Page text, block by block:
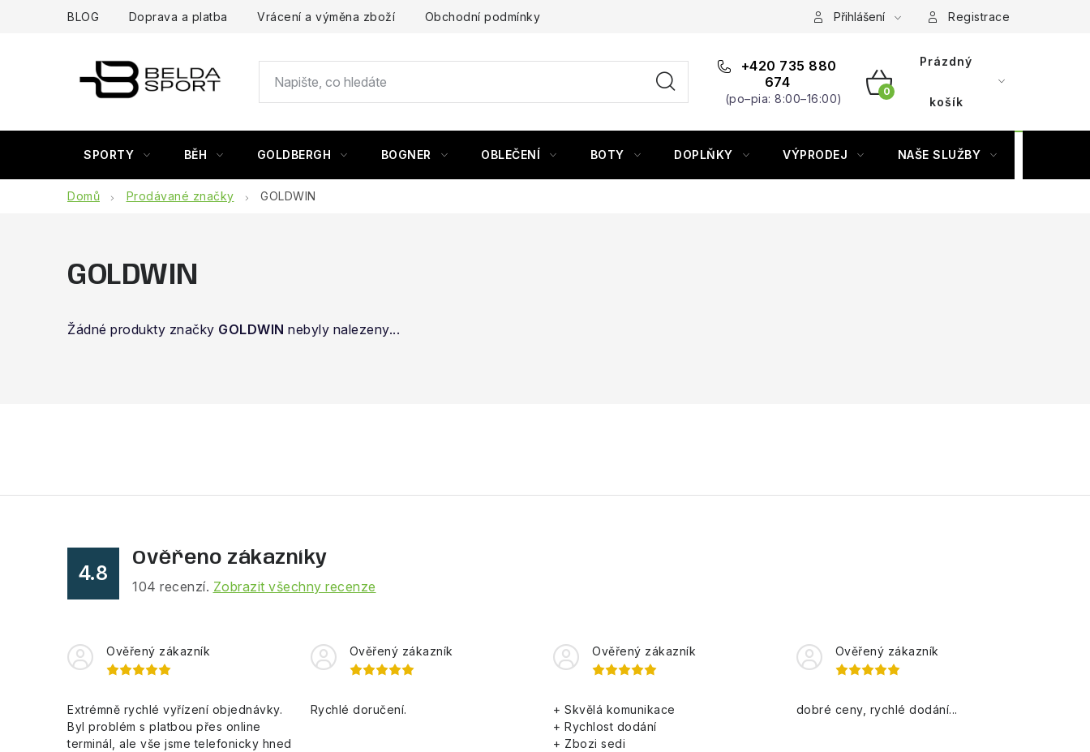
BLOG Doprava a platba Vrácení a výměna zboží Obchodní podmínky Přihlášení Registrace
+420 735 880
674
(po–pia: 8:00–16:00) NÁKUPNÍ
Prázdný
košík
SPORTY BĚH GOLDBERGH BOGNER OBLEČENÍ BOTY DOPLŇKY VÝPRODEJ NAŠE SLUŽBY
Domů Prodávané značky GOLDWIN
GOLDWIN
Žádné produkty značky GOLDWIN nebyly nalezeny...
4.8
Ověřeno zákazníky
104 recenzí. Zobrazit všechny recenze
Ověřený zákazník
Extrémně rychlé vyřízení objednávky.
Byl problém s platbou přes online
terminál, ale vše jsme telefonicky hned
Ověřený zákazník
Rychlé doručení.
Ověřený zákazník
+ Skvělá komunikace
+ Rychlost dodání
+ Zbozi sedi
Ověřený zákazník
dobré ceny, rychlé dodání...